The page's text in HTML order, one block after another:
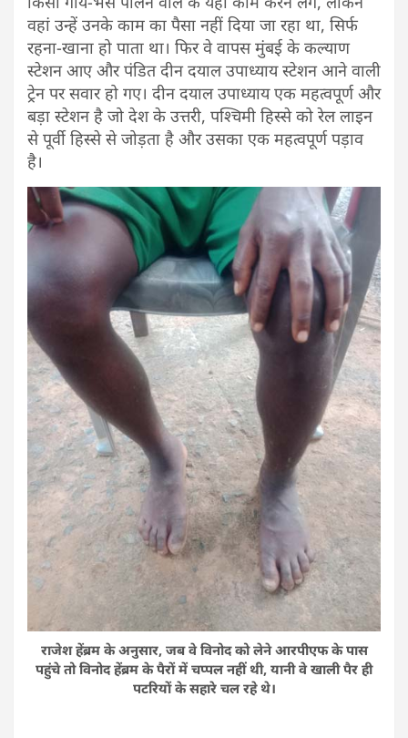
वहां उन्हें उनके काम का पैसा नहीं दिया जा रहा था, सिर्फ
रहना-खाना हो पाता था। फिर वे वापस मुंबई के कल्याण
स्टेशन आए और पंडित दीन दयाल उपाध्याय स्टेशन आने वाली
ट्रेन पर सवार हो गए। दीन दयाल उपाध्याय एक महत्वपूर्ण और
बड़ा स्टेशन है जो देश के उत्तरी, पश्चिमी हिस्से को रेल लाइन
से पूर्वी हिस्से से जोड़ता है और उसका एक महत्वपूर्ण पड़ाव
है।
राजेश हेंब्रम के अनुसार, जब वे विनोद को लेने आरपीएफ के पास
पहुंचे तो विनोद हेंब्रम के पैरों में चप्पल नहीं थी, यानी वे खाली पैर ही
पटरियों के सहारे चल रहे थे।